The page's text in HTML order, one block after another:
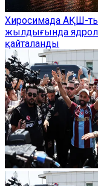
Хиросимада АҚШ-
жылдығында
қайталанды